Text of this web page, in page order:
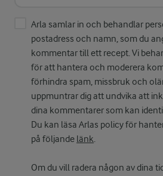
Arla samlar in och behandlar
postadress och namn, som du
kommentar till ett recept. Vi
för att hantera och moderera
förhindra spam, missbruk och
uppmuntrar dig att undvika att
dina kommentarer som kan
Du kan läsa Arlas policy för
på följande länk.
Om du vill radera någon av dina